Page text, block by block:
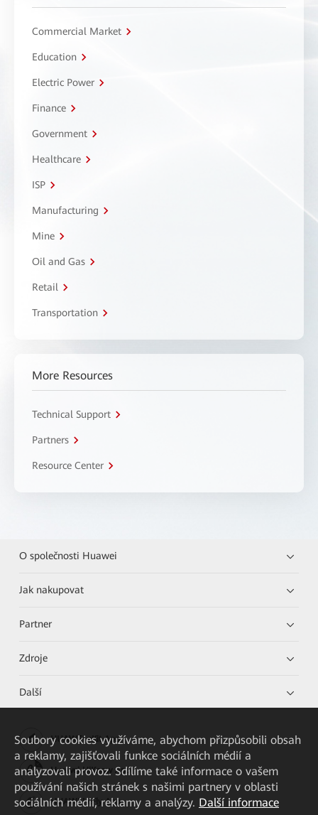
Commercial Market
Education
Electric Power
Finance
Government
Healthcare
ISP
Manufacturing
Mine
Oil and Gas
Retail
Transportation
More Resources
Technical Support
Partners
Resource Center
O společnosti Huawei
Jak nakupovat
Partner
Zdroje
Další
HUAWEI eKit App
Huawei HiKnow App
HUAWEI eFly App
Soubory cookies využíváme, abychom přizpůsobili obsah
a reklamy, zajišťovali funkce sociálních médií a
analyzovali provoz. Sdílíme také informace o vašem
používání našich stránek s našimi partnery v oblasti
sociálních médií, reklamy a analýzy. Další informace